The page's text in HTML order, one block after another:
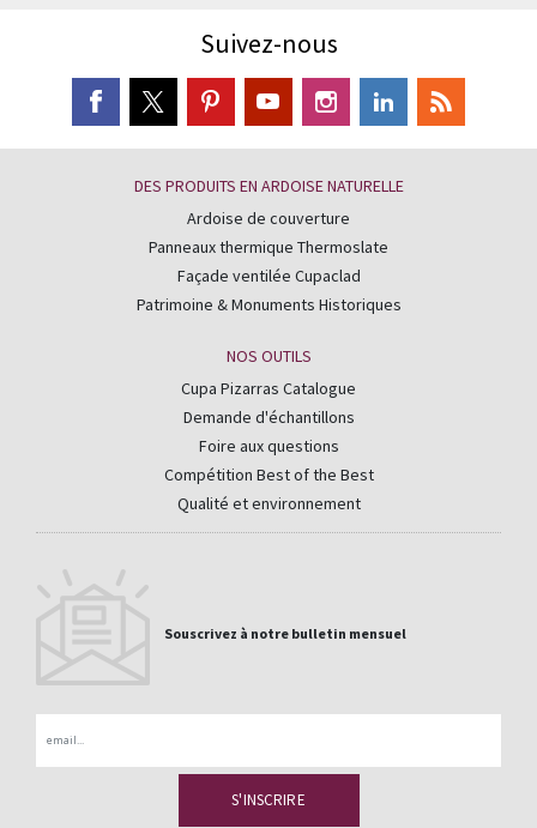
Suivez-nous
DES PRODUITS EN ARDOISE NATURELLE
Ardoise de couverture
Panneaux thermique Thermoslate
Façade ventilée Cupaclad
Patrimoine & Monuments Historiques
NOS OUTILS
Cupa Pizarras Catalogue
Demande d'échantillons
Foire aux questions
Compétition Best of the Best
Qualité et environnement
Souscrivez à notre bulletin mensuel